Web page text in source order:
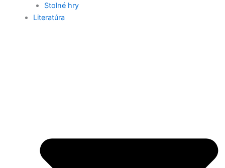
Stolné hry
Literatúra